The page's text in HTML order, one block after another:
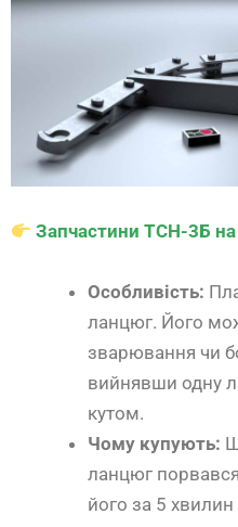
Запчастини ТСН-3Б на
Особливість:
ланцюг. Його
зварювання чи
вийнявши одну
кутом.
Чому купують:
ланцюг
його за 5